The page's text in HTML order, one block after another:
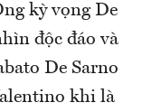
kỳ vọng De
độc đáo và
De Sarno
khi là